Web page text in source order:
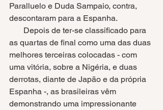
Paralluelo e Duda Sampaio, contra,
descontaram para a Espanha.
Depois de ter-se classificado para
as quartas de final como uma das duas
melhores terceiras colocadas - com
uma vitória, sobre a Nigéria, e duas
derrotas, diante de Japão e da própria
Espanha -, as brasileiras vêm
demonstrando uma impressionante